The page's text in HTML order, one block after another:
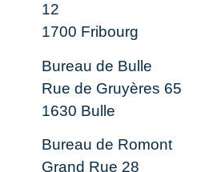
12
1700 Fribourg
Bureau de Bulle
Rue de Gruyères 65
1630 Bulle
Bureau de Romont
Grand Rue 28